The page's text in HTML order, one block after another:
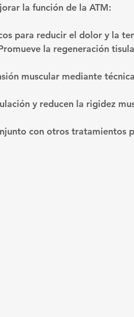
la función de la ATM:
para reducir el dolor y la
la regeneración
muscular mediante
y reducen la rigidez
con otros tratamientos